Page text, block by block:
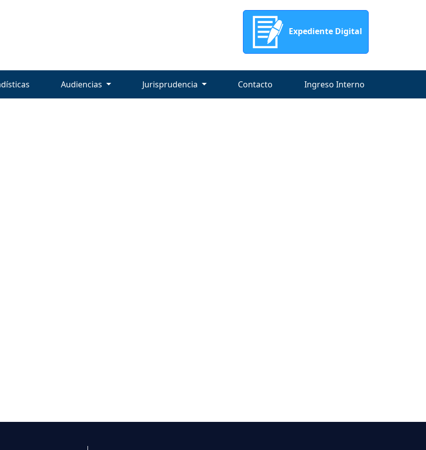
Expediente Digital
Audiencias Jurisprudencia Contacto Ingreso Interno